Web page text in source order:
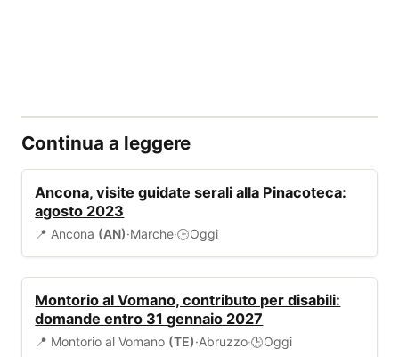
Continua a leggere
Ancona, visite guidate serali alla Pinacoteca:
agosto 2023
📍 Ancona (AN)·Marche·🕒Oggi
Montorio al Vomano, contributo per disabili:
domande entro 31 gennaio 2027
📍 Montorio al Vomano (TE)·Abruzzo·🕒Oggi